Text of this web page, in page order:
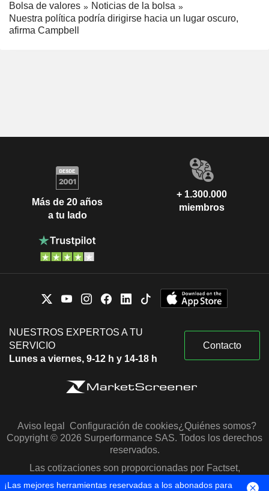
Bolsa de valores
Noticias de la bolsa
Nuestra política podría dirigirse hacia un lugar oscuro,
afirma Campbell
Más de 20 años
a tu lado
+ 1.300.000
miembros
NUESTROS EXPERTOS A TU
SERVICIO
Lunes a viernes, 9-12 h y 14-18 h
Contacto
Aviso legal Configuración de cookies¿Quiénes somos?
Copyright © 2026 Surperformance SAS. Todos los derechos
reservados.
Las cotizaciones son proporcionadas por Factset,
Morningstar y S&P Capital IQ
¡Las mejores herramientas reservadas a los abonados para